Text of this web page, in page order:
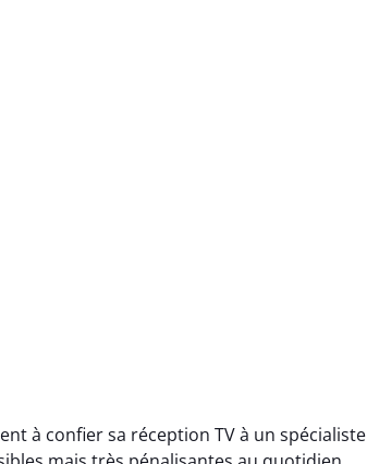
à confier sa réception TV à un spécialiste